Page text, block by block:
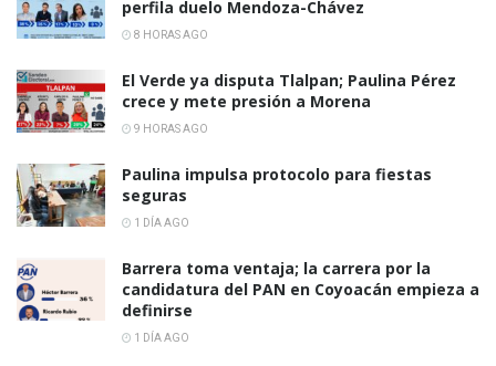
perfila duelo Mendoza-Chávez
8 HORAS AGO
El Verde ya disputa Tlalpan; Paulina Pérez
crece y mete presión a Morena
9 HORAS AGO
Paulina impulsa protocolo para fiestas
seguras
1 DÍA AGO
Barrera toma ventaja; la carrera por la
candidatura del PAN en Coyoacán empieza a
definirse
1 DÍA AGO